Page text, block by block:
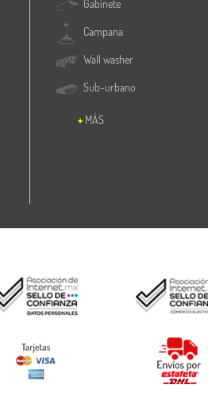
Gabinete
Campana
Wall washer
Sub-urbano
MÁS